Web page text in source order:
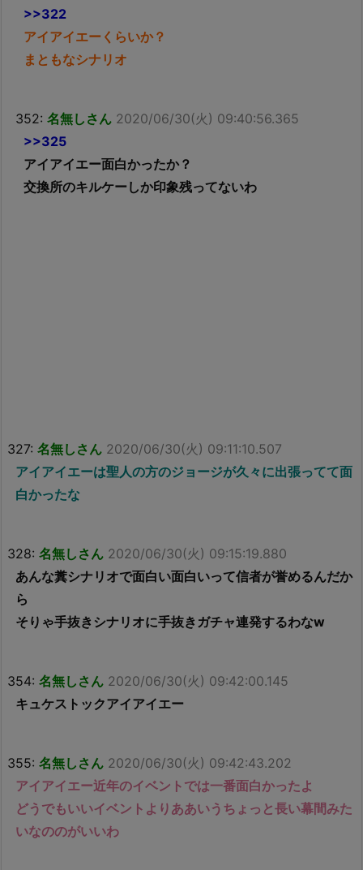
>>322
アイアイエーくらいか？
まともなシナリオ
352: 名無しさん 2020/06/30(火) 09:40:56.365
>>325
アイアイエー面白かったか？
交換所のキルケーしか印象残ってないわ
327: 名無しさん 2020/06/30(火) 09:11:10.507
アイアイエーは聖人の方のジョージが久々に出張ってて面
白かったな
328: 名無しさん 2020/06/30(火) 09:15:19.880
あんな糞シナリオで面白い面白いって信者が誉めるんだか
ら
そりゃ手抜きシナリオに手抜きガチャ連発するわなw
354: 名無しさん 2020/06/30(火) 09:42:00.145
キュケストックアイアイエー
355: 名無しさん 2020/06/30(火) 09:42:43.202
アイアイエー近年のイベントでは一番面白かったよ
どうでもいいイベントよりああいうちょっと長い幕間みた
いなののがいいわ